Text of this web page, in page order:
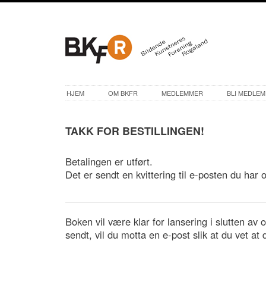
HJEM OM BKFR MEDLEMMER BLI MEDLEM
TAKK FOR BESTILLINGEN!
Betalingen er utført.
Det er sendt en kvittering til e-posten du har
Boken vil være klar for lansering i slutten av
sendt, vil du motta en e-post slik at du vet at